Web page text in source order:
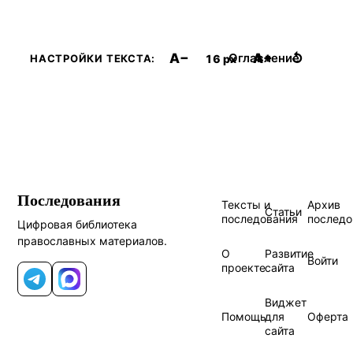
НАСТРОЙКИ ТЕКСТА: A− 16 px A+ ↺
Оглавление
Последования
Цифровая библиотека
православных материалов.
Telegram
MAX
Тексты и
последования
Статьи
Архив
О
проекте
Развитие
сайта
Войти
Помощь
Виджет
для
сайта
Оферта